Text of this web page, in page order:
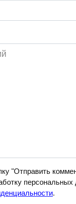
"Отправить
.